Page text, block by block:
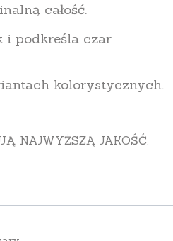
całość.
i podkreśla czar
kolorystycznych.
NAJWYŻSZĄ JAKOŚĆ.